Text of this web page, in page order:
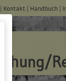
| Kontakt | Handbuch |